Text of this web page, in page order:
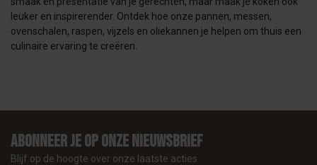
leuker en inspirerender. Ontdek hoe onze pannen, messen,
ovenschalen, raspen, vijzels en oliekannen je helpen om thuis een
culinaire ervaring te creëren.
Abonneer je op onze nieuwsbrief
Blijf op de hoogte over onze laatste acties